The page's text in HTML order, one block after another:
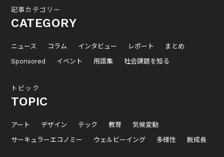
記事カテゴリー
CATEGORY
ニュース コラム インタビュー レポート
まとめ
Sponsored
イベント 用語集 社会課題を知る
トピック
TOPIC
アート デザイン テック 教育
気候変動
サーキュラーエコノミー
ウェルビーイング 多様性 脱成長